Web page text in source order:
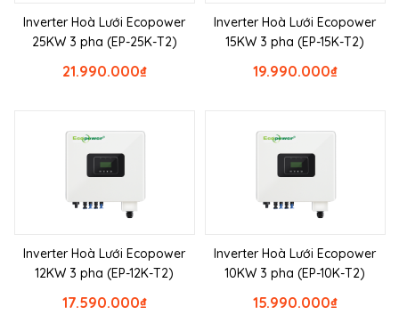
Inverter Hoà Lưới Ecopower
25KW 3 pha (EP-25K-T2)
₫
21.990.000
Inverter Hoà Lưới Ecopower
15KW 3 pha (EP-15K-T2)
₫
19.990.000
Inverter Hoà Lưới Ecopower
12KW 3 pha (EP-12K-T2)
₫
17.590.000
Inverter Hoà Lưới Ecopower
10KW 3 pha (EP-10K-T2)
₫
15.990.000